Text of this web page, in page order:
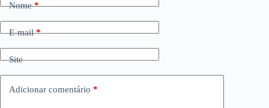
Nome*
E-mail*
Site
Adicionar comentário *